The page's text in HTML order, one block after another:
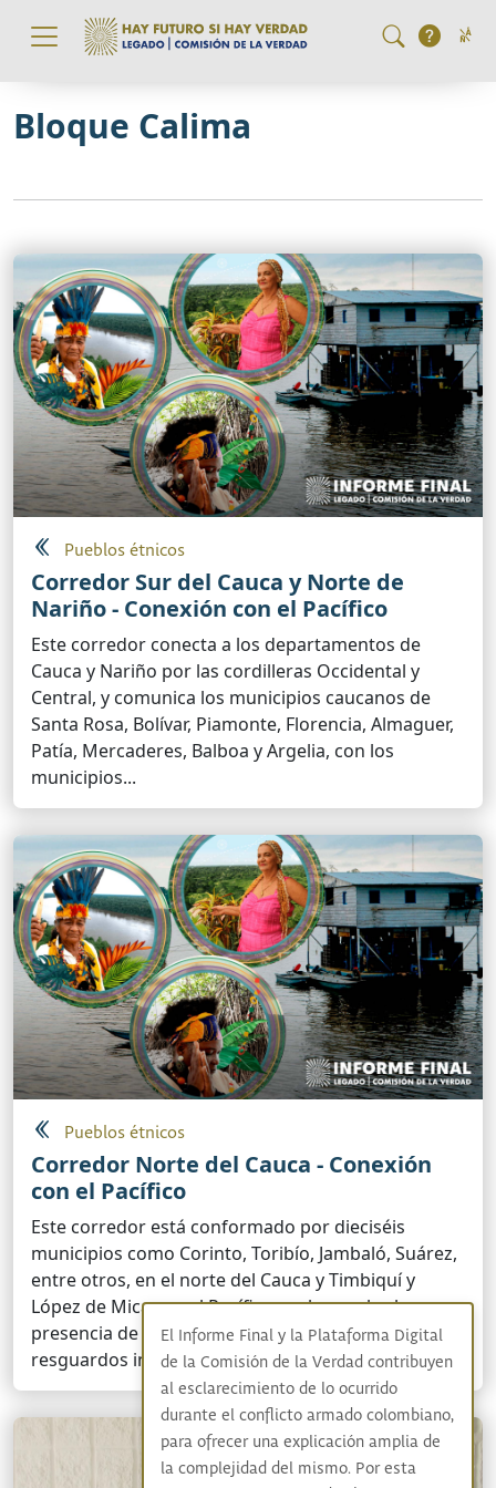
Pasar al contenido principal
Bloque Calima
Pueblos étnicos
Corredor Sur del Cauca y Norte de
Nariño - Conexión con el Pacífico
Este corredor conecta a los departamentos de
Cauca y Nariño por las cordilleras Occidental y
Central, y comunica los municipios caucanos de
Santa Rosa, Bolívar, Piamonte, Florencia, Almaguer,
Patía, Mercaderes, Balboa y Argelia, con los
municipios...
Pueblos étnicos
Corredor Norte del Cauca - Conexión
con el Pacífico
Este corredor está conformado por dieciséis
municipios como Corinto, Toribío, Jambaló, Suárez,
entre otros, en el norte del Cauca y Timbiquí y
López de Micay en el Pacífico, en los cuales hay
presencia de 42 consejos comunitarios y 18
resguardos indígenas
El Informe Final y la Plataforma Digital
de la Comisión de la Verdad contribuyen
al esclarecimiento de lo ocurrido
durante el conflicto armado colombiano,
para ofrecer una explicación amplia de
la complejidad del mismo. Por esta